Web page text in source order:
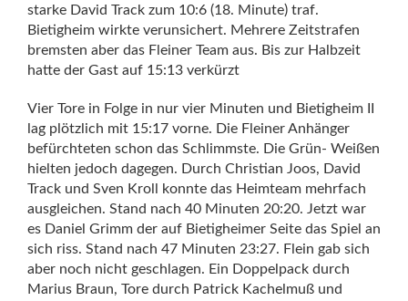
starke David Track zum 10:6 (18. Minute) traf.
Bietigheim wirkte verunsichert. Mehrere Zeitstrafen
bremsten aber das Fleiner Team aus. Bis zur Halbzeit
hatte der Gast auf 15:13 verkürzt
Vier Tore in Folge in nur vier Minuten und Bietigheim II
lag plötzlich mit 15:17 vorne. Die Fleiner Anhänger
befürchteten schon das Schlimmste. Die Grün- Weißen
hielten jedoch dagegen. Durch Christian Joos, David
Track und Sven Kroll konnte das Heimteam mehrfach
ausgleichen. Stand nach 40 Minuten 20:20. Jetzt war
es Daniel Grimm der auf Bietigheimer Seite das Spiel an
sich riss. Stand nach 47 Minuten 23:27. Flein gab sich
aber noch nicht geschlagen. Ein Doppelpack durch
Marius Braun, Tore durch Patrick Kachelmuß und